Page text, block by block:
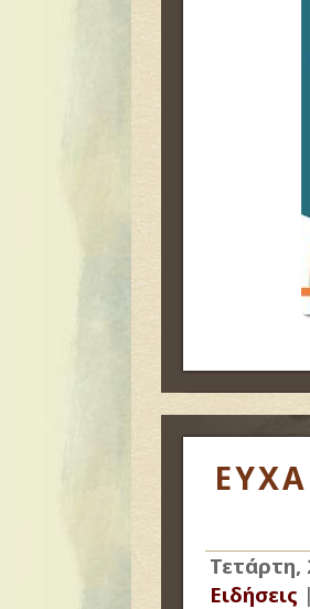
Τετάρτη,
Ειδήσεις |